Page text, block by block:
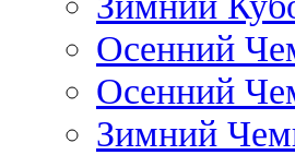
Осенний
Осенний
Зимний